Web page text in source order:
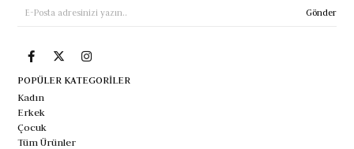
Gönder
POPÜLER KATEGORİLER
Kadın
Erkek
Çocuk
Tüm Ürünler